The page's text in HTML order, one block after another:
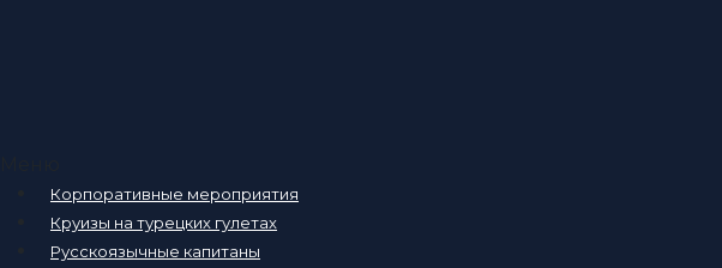
Корпоративные мероприятия
Круизы на турецких гулетах
Русскоязычные капитаны